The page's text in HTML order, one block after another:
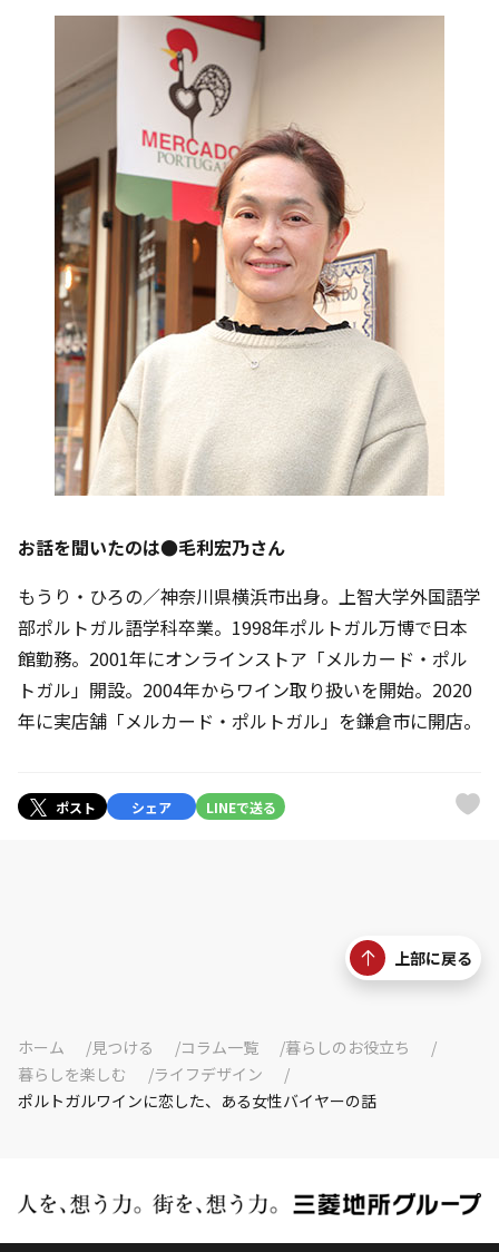
お話を聞いたのは●毛利宏乃さん
もうり・ひろの／神奈川県横浜市出身。上智大学外国語学
部ポルトガル語学科卒業。1998年ポルトガル万博で日本
館勤務。2001年にオンラインストア「メルカード・ポル
トガル」開設。2004年からワイン取り扱いを開始。2020
年に実店舗「メルカード・ポルトガル」を鎌倉市に開店。
ポスト シェア LINEで送る
上部に戻る
ホーム 見つける コラム一覧
暮らしのお役立ち
暮らしを楽しむ
ライフデザイン
ポルトガルワインに恋した、ある女性バイヤーの話